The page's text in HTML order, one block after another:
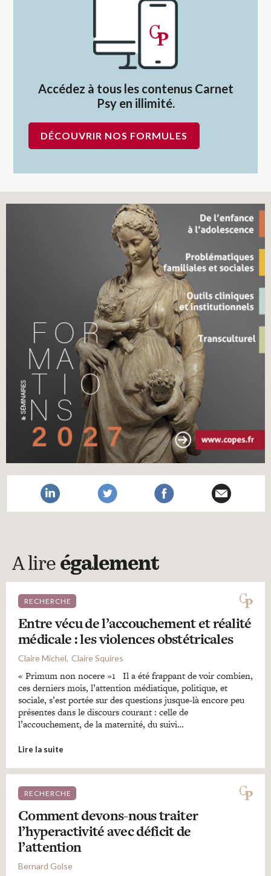
Accédez à tous les contenus Carnet
Psy en illimité.
DÉCOUVRIR NOS FORMULES
A lire également
RECHERCHE
Entre vécu de l’accouchement et réalité
médicale : les violences obstétricales
Claire Michel Claire Squires
« Primum non nocere »1 Il a été frappant de voir combien,
ces derniers mois, l’attention médiatique, politique, et
sociale, s’est portée sur des questions jusque-là encore peu
présentes dans le discours courant : celle de
l’accouchement, de la maternité, du suivi…
Lire la suite
RECHERCHE
Comment devons-nous traiter
l’hyperactivité avec déficit de
l’attention
Bernard Golse